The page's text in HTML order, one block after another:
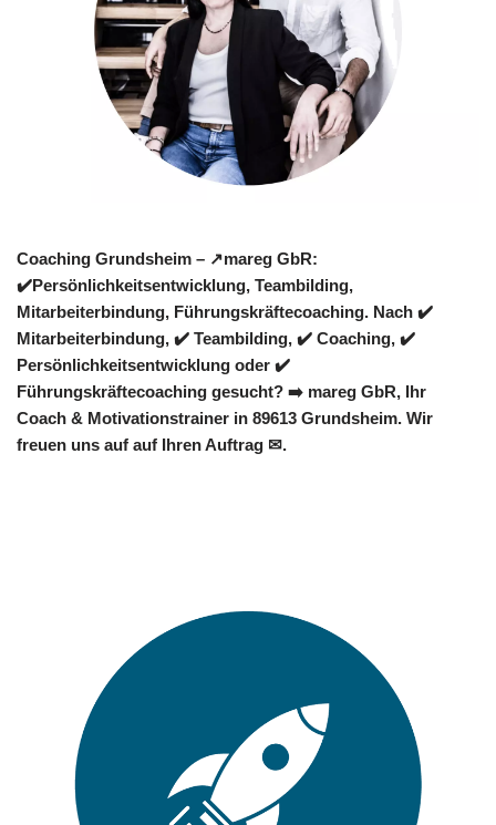
Coaching Grundsheim – ↗️mareg GbR:
✔️Persönlichkeitsentwicklung, Teambilding,
Mitarbeiterbindung, Führungskräftecoaching. Nach ✔️
Mitarbeiterbindung, ✔️ Teambilding, ✔️ Coaching, ✔️
Persönlichkeitsentwicklung oder ✔️
Führungskräftecoaching gesucht? ➡️ mareg GbR, Ihr
Coach & Motivationstrainer in 89613 Grundsheim. Wir
freuen uns auf auf Ihren Auftrag ✉.